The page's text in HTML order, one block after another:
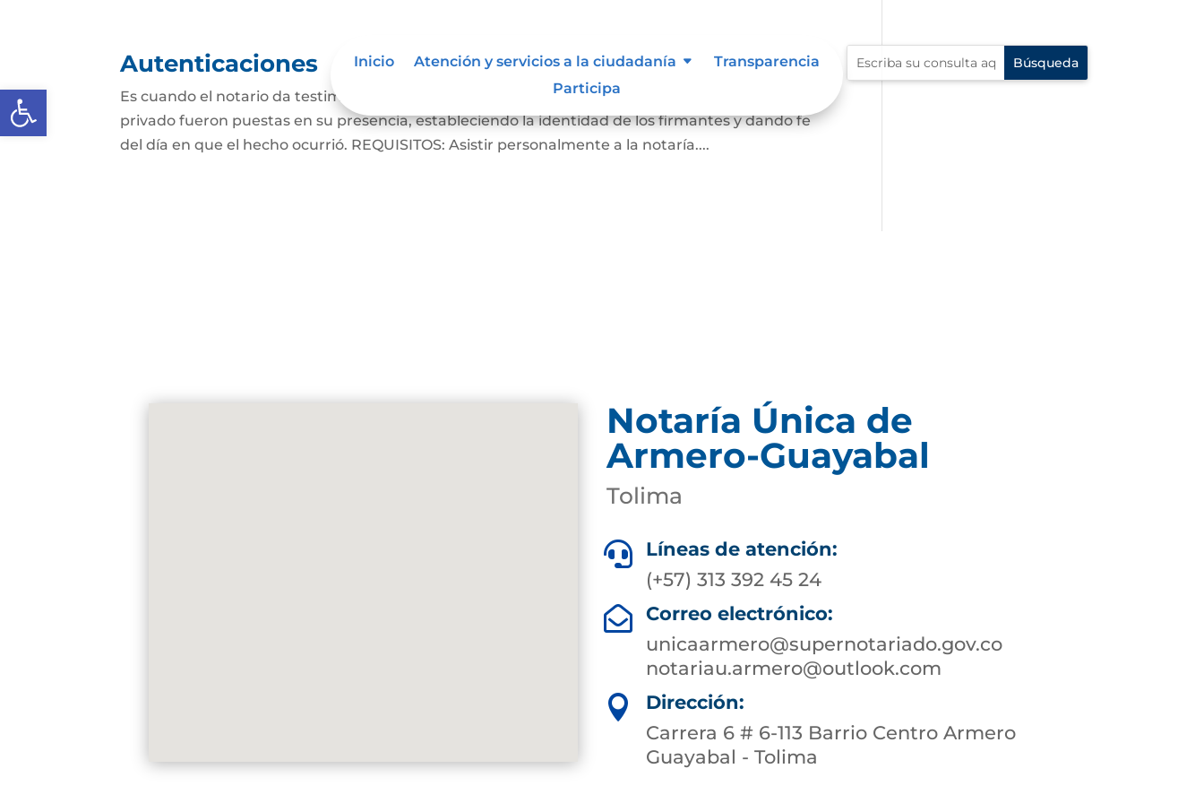
Abrir barra de herramientas
Inicio Atención y servicios a la ciudadanía
Transparencia
Participa
Autenticaciones
Es cuando el notario da testimonio escrito de que las firmas que aparecen en un documento
privado fueron puestas en su presencia, estableciendo la identidad de los firmantes y dando fe
del día en que el hecho ocurrió. REQUISITOS: Asistir personalmente a la notaría....
Notaría Única de
Armero-Guayabal
Tolima

Líneas de atención:
(+57) 313 392 45 24

Correo electrónico:
unicaarmero@supernotariado.gov.co
notariau.armero@outlook.com

Dirección:
Carrera 6 # 6-113 Barrio Centro Armero
Guayabal - Tolima